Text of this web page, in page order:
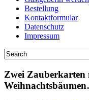
Bestellung
Kontaktformular
Datenschutz
Impressum
Zwei Zauberkarten